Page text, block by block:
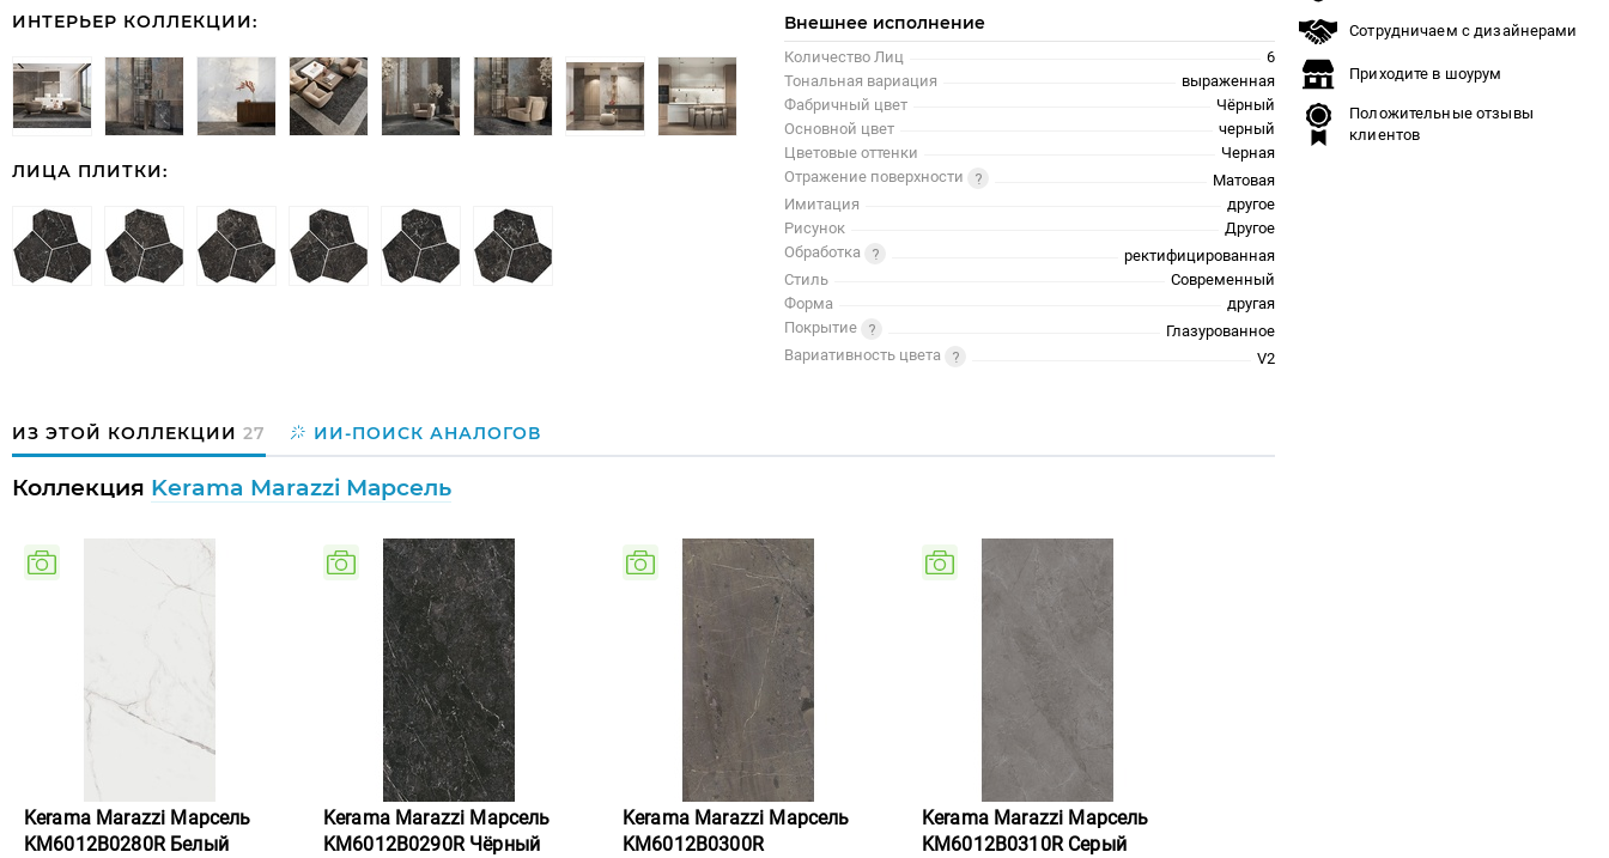
ИНТЕРЬЕР КОЛЛЕКЦИИ:
ЛИЦА ПЛИТКИ:
Внешнее исполнение
Количество Лиц
6
Тональная вариация
выраженная
Фабричный цвет
Чёрный
Основной цвет
черный
Цветовые оттенки
Черная
Отражение поверхности
Матовая
Имитация
другое
Рисунок
Другое
Обработка
ректифицированная
Стиль
Современный
Форма
другая
Покрытие
Глазурованное
Вариативность цвета
V2
ИЗ ЭТОЙ КОЛЛЕКЦИИ 27 ИИ-ПОИСК АНАЛОГОВ
Коллекция Kerama Marazzi Марсель
Kerama Marazzi Марсель
KM6012B0280R Белый
Kerama Marazzi Марсель
KM6012B0290R Чёрный
Kerama Marazzi Марсель
KM6012B0300R
Kerama Marazzi Марсель
KM6012B0310R Серый
Сотрудничаем с дизайнерами
Приходите в шоурум
Положительные отзывы
клиентов